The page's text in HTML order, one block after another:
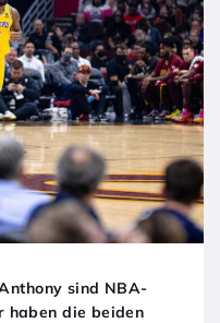
sind NBA-
haben die beiden